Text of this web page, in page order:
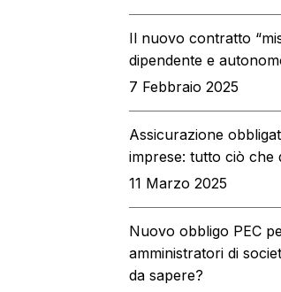
Il nuovo contratto
dipendente e
7 Febbraio 2025
Assicurazione
imprese: tutto ciò che
11 Marzo 2025
Nuovo obbligo PEC
amministratori di
da sapere?